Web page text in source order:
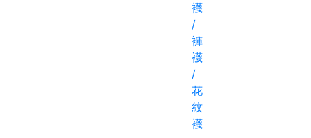
襪
/
褲
襪
/
花
紋
襪